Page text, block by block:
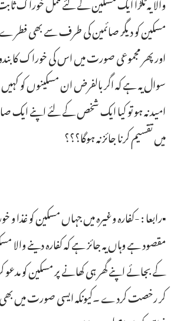
مسکین کو دیگر صائمین کی طرف سے بھی
اورپھر مجموعی صورت میں اس کی خوراک کا
سوال یہ ہے کہ اگر بالفرض ان مسکینوں کو کہیں
امید نہ ہو تو کیا ایک شخص کے لئے اپنے
میں تقسیم کرنا جائز نہ ہوگا؟؟؟
▪رابعا : -کفارہ وغیرہ میں جہاں مسکین کو غذا و
مقصود ہے وہاں یہ جائز ہے کہ کفارہ دینے والا
کے بجائے اپنے گھر ہی کھانے پر مسکین کو مدعو
کر رخصت کردے ۔کیونکہ ایسی صورت میں